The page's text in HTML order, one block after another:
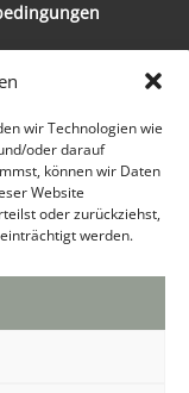
wir Technologien wie
oder darauf
können wir Daten
Website
oder zurückziehst,
werden.